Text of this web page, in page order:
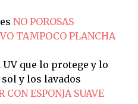
NO POROSAS
TAMPOCO PLANCHA
que lo protege y lo
y los lavados
CON ESPONJA SUAVE